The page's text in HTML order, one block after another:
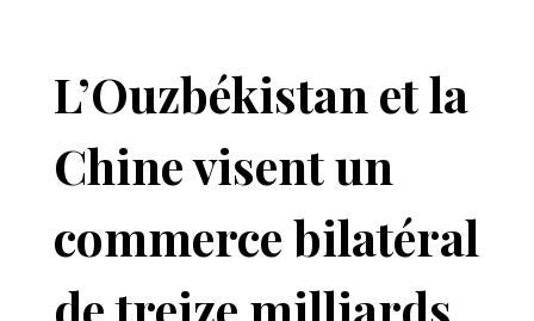
L’Ouzbékistan et la
Chine visent un
commerce bilatéral